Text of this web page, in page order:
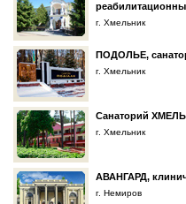
г. Хмельник
ПОДОЛЬЕ,
г. Хмельник
Санаторий
г. Хмельник
АВАНГАРД,
г. Немиров